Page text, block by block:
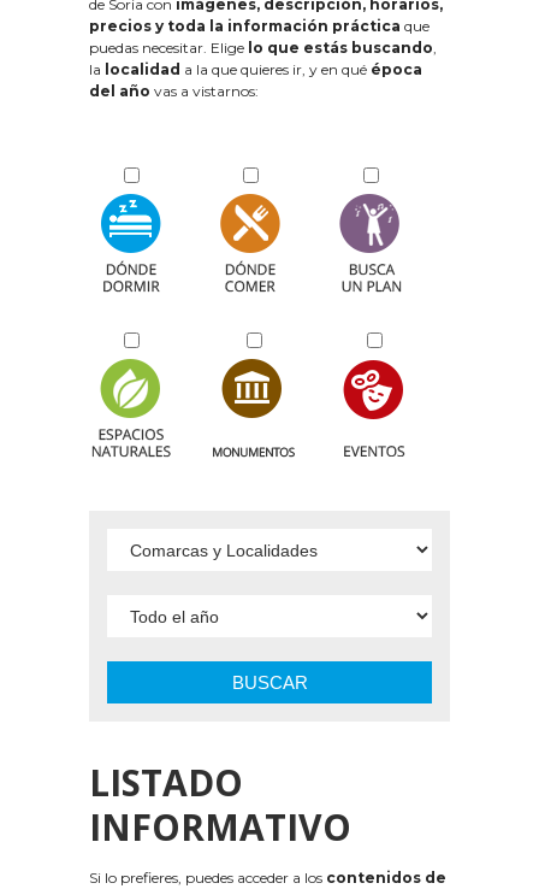
de Soria con imágenes, descripción, horarios,
precios y toda la información práctica que
puedas necesitar. Elige lo que estás buscando,
la localidad a la que quieres ir, y en qué época
del año vas a vistarnos:
BUSCAR
LISTADO
INFORMATIVO
Si lo prefieres, puedes acceder a los contenidos de